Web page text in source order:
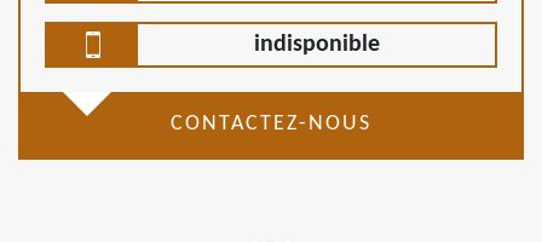
indisponible
CONTACTEZ-NOUS